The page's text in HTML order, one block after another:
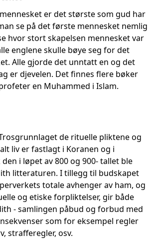
er det største som gud har
se på det første mennesket nemlig
hvor stort skapelsen mennesket var
englene skulle bøye seg for det
Alle gjorde det unntatt en og det
er djevelen. Det finnes flere bøker
en Muhammed i Islam.
de rituelle pliktene og
liv er fastlagt i Koranen og i
i løpet av 800 og 900- tallet ble
litteraturen. I tillegg til budskapet
totale avhenger av ham, og
og etiske forpliktelser, gir både
- samlingen påbud og forbud med
som for eksempel regler
strafferegler, osv.